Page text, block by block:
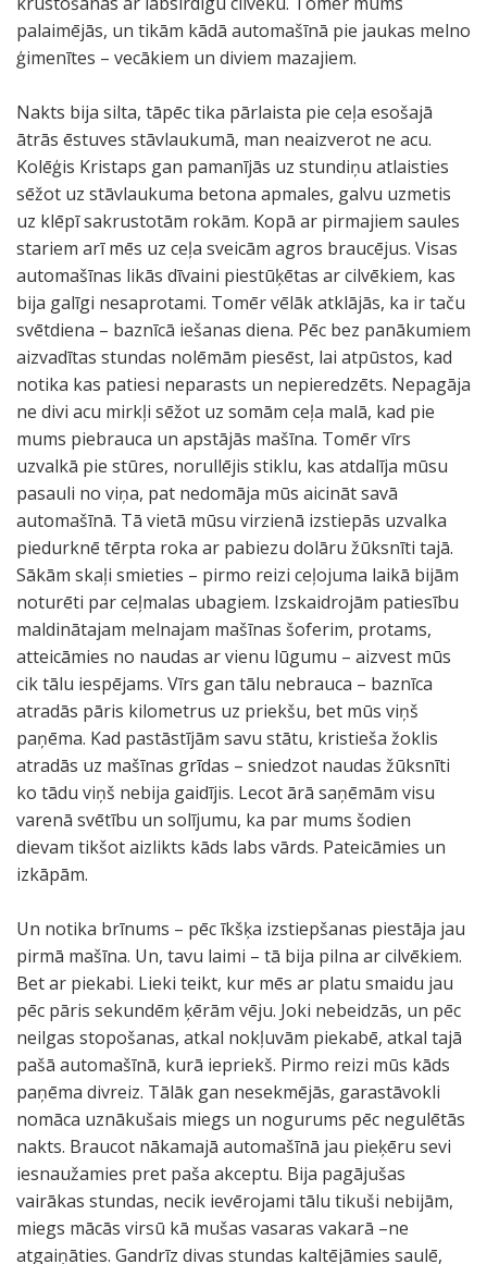
palaimējās, un tikām kādā automašīnā pie jaukas melno
ģimenītes – vecākiem un diviem mazajiem.
Nakts bija silta, tāpēc tika pārlaista pie ceļa esošajā
ātrās ēstuves stāvlaukumā, man neaizverot ne acu.
Kolēģis Kristaps gan pamanījās uz stundiņu atlaisties
sēžot uz stāvlaukuma betona apmales, galvu uzmetis
uz klēpī sakrustotām rokām. Kopā ar pirmajiem saules
stariem arī mēs uz ceļa sveicām agros braucējus. Visas
automašīnas likās dīvaini piestūķētas ar cilvēkiem, kas
bija galīgi nesaprotami. Tomēr vēlāk atklājās, ka ir taču
svētdiena – baznīcā iešanas diena. Pēc bez panākumiem
aizvadītas stundas nolēmām piesēst, lai atpūstos, kad
notika kas patiesi neparasts un nepieredzēts. Nepagāja
ne divi acu mirkļi sēžot uz somām ceļa malā, kad pie
mums piebrauca un apstājās mašīna. Tomēr vīrs
uzvalkā pie stūres, norullējis stiklu, kas atdalīja mūsu
pasauli no viņa, pat nedomāja mūs aicināt savā
automašīnā. Tā vietā mūsu virzienā izstiepās uzvalka
piedurknē tērpta roka ar pabiezu dolāru žūksnīti tajā.
Sākām skaļi smieties – pirmo reizi ceļojuma laikā bijām
noturēti par ceļmalas ubagiem. Izskaidrojām patiesību
maldinātajam melnajam mašīnas šoferim, protams,
atteicāmies no naudas ar vienu lūgumu – aizvest mūs
cik tālu iespējams. Vīrs gan tālu nebrauca – baznīca
atradās pāris kilometrus uz priekšu, bet mūs viņš
paņēma. Kad pastāstījām savu stātu, kristieša žoklis
atradās uz mašīnas grīdas – sniedzot naudas žūksnīti
ko tādu viņš nebija gaidījis. Lecot ārā saņēmām visu
varenā svētību un solījumu, ka par mums šodien
dievam tikšot aizlikts kāds labs vārds. Pateicāmies un
izkāpām.
Un notika brīnums – pēc īkšķa izstiepšanas piestāja jau
pirmā mašīna. Un, tavu laimi – tā bija pilna ar cilvēkiem.
Bet ar piekabi. Lieki teikt, kur mēs ar platu smaidu jau
pēc pāris sekundēm ķērām vēju. Joki nebeidzās, un pēc
neilgas stopošanas, atkal nokļuvām piekabē, atkal tajā
pašā automašīnā, kurā iepriekš. Pirmo reizi mūs kāds
paņēma divreiz. Tālāk gan nesekmējās, garastāvokli
nomāca uznākušais miegs un nogurums pēc negulētās
nakts. Braucot nākamajā automašīnā jau pieķēru sevi
iesnaužamies pret paša akceptu. Bija pagājušas
vairākas stundas, necik ievērojami tālu tikuši nebijām,
miegs mācās virsū kā mušas vasaras vakarā –ne
atgaiņāties. Gandrīz divas stundas kaltējāmies saulē,